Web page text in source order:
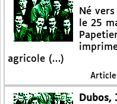
Né
le 25
agricole (…)
Dubos,